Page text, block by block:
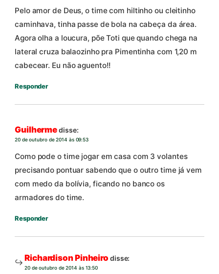
Pelo amor de Deus, o time com hiltinho ou cleitinho
caminhava, tinha passe de bola na cabeça da área.
Agora olha a loucura, põe Toti que quando chega na
lateral cruza balaozinho pra Pimentinha com 1,20 m
cabecear. Eu não aguento!!
Responder
Guilhermedisse:
20 de outubro de 2014 às 09:53
Como pode o time jogar em casa com 3 volantes
precisando pontuar sabendo que o outro time já vem
com medo da bolívia, ficando no banco os
armadores do time.
Responder
Richardison Pinheiro disse:
20 de outubro de 2014 às 13:50